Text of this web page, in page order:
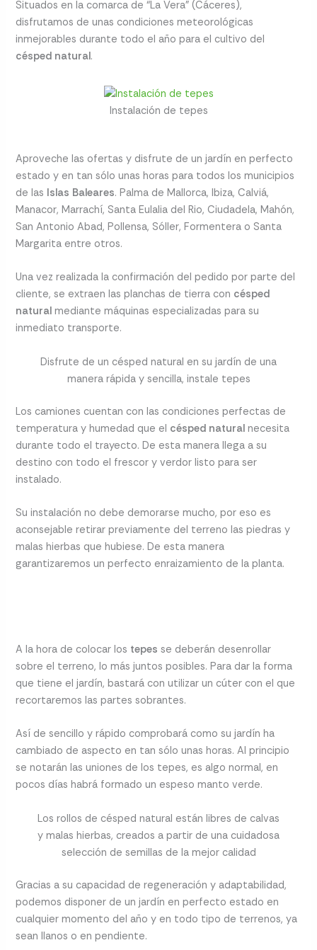
Situados en la comarca de “La Vera” (Cáceres),
disfrutamos de unas condiciones meteorológicas
inmejorables durante todo el año para el cultivo del
césped natural.
Instalación de tepes
Aproveche las ofertas y disfrute de un jardín en perfecto
estado y en tan sólo unas horas para todos los municipios
de las Islas Baleares. Palma de Mallorca, Ibiza, Calviá,
Manacor, Marrachí, Santa Eulalia del Rio, Ciudadela, Mahón,
San Antonio Abad, Pollensa, Sóller, Formentera o Santa
Margarita entre otros.
Una vez realizada la confirmación del pedido por parte del
cliente, se extraen las planchas de tierra con césped
natural mediante máquinas especializadas para su
inmediato transporte.
Disfrute de un césped natural en su jardín de una
manera rápida y sencilla, instale tepes
Los camiones cuentan con las condiciones perfectas de
temperatura y humedad que el césped naturalnecesita
durante todo el trayecto. De esta manera llega a su
destino con todo el frescor y verdor listo para ser
instalado.
Su instalación no debe demorarse mucho, por eso es
aconsejable retirar previamente del terreno las piedras y
malas hierbas que hubiese. De esta manera
garantizaremos un perfecto enraizamiento de la planta.
A la hora de colocar los tepes se deberán desenrollar
sobre el terreno, lo más juntos posibles. Para dar la forma
que tiene el jardín, bastará con utilizar un cúter con el que
recortaremos las partes sobrantes.
Así de sencillo y rápido comprobará como su jardín ha
cambiado de aspecto en tan sólo unas horas. Al principio
se notarán las uniones de los tepes, es algo normal, en
pocos días habrá formado un espeso manto verde.
Los rollos de césped natural están libres de calvas
y malas hierbas, creados a partir de una cuidadosa
selección de semillas de la mejor calidad
Gracias a su capacidad de regeneración y adaptabilidad,
podemos disponer de un jardín en perfecto estado en
cualquier momento del año y en todo tipo de terrenos, ya
sean llanos o en pendiente.